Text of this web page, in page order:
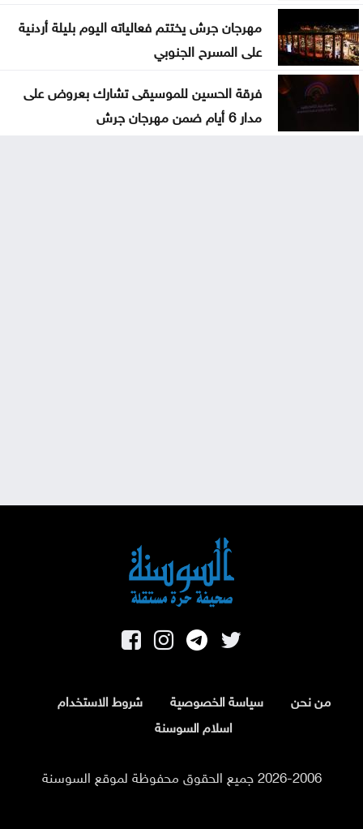
مهرجان جرش يختتم فعالياته اليوم بليلة أردنية
على المسرح الجنوبي
فرقة الحسين للموسيقى تشارك بعروض على
مدار 6 أيام ضمن مهرجان جرش
من نحن سياسة الخصوصية
شروط الاستخدام
اسلام السوسنة
2026-2006 جميع الحقوق محفوظة لموقع السوسنة